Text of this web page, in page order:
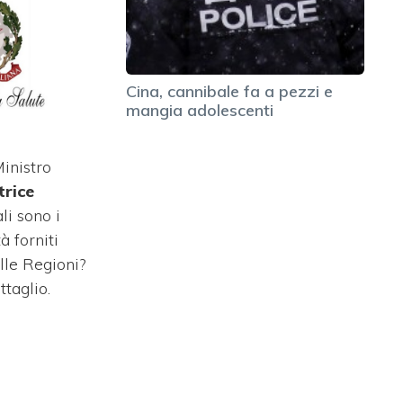
sono i
forniti
Regioni?
Cina, cannibale fa a pezzi e
mangia adolescenti